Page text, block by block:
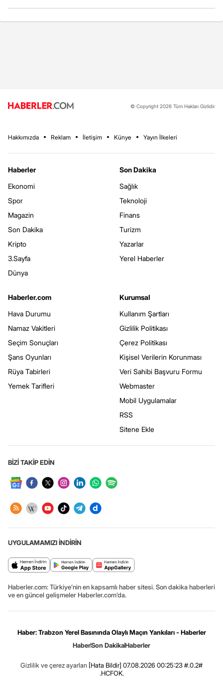
© Copyright 2026 Tüm Hakları Gizlidir.
Hakkımızda Reklam İletişim Künye Yayın İlkeleri
Haberler
Ekonomi
Spor
Magazin
Son Dakika
Kripto
3.Sayfa
Dünya
Son Dakika
Sağlık
Teknoloji
Finans
Turizm
Yazarlar
Yerel Haberler
Haberler.com
Hava Durumu
Namaz Vakitleri
Seçim Sonuçları
Şans Oyunları
Rüya Tabirleri
Yemek Tarifleri
Kurumsal
Kullanım Şartları
Gizlilik Politikası
Çerez Politikası
Kişisel Verilerin Korunması
Veri Sahibi Başvuru Formu
Webmaster
Mobil Uygulamalar
RSS
Sitene Ekle
BİZİ TAKİP EDİN
UYGULAMAMIZI İNDİRİN
Haberler.com: Türkiye’nin en kapsamlı haber sitesi. Son dakika haberleri
ve en güncel gelişmeler Haberler.com’da.
Haber: Trabzon Yerel Basınında Olaylı Maçın Yankıları - Haberler
HaberSon DakikaHaberler
Gizlilik ve çerez ayarları [Hata Bildir] 07.08.2026 00:25:23 #.0.2#
.HCFOK.